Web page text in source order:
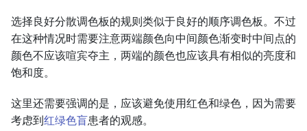
选择良好分散调色板的规则类似于良好的顺序调色板。不过
在这种情况时需要注意两端颜色向中间颜色渐变时中间点的
颜色不应该喧宾夺主，两端的颜色也应该具有相似的亮度和
饱和度。
这里还需要强调的是，应该避免使用红色和绿色，因为需要
考虑到红绿色盲患者的观感。